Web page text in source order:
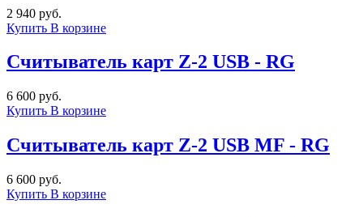
2 940 руб.
Купить В корзине
Cчитыватель карт Z-2 USB - RG
6 600 руб.
Купить В корзине
Cчитыватель карт Z-2 USB MF - RG
6 600 руб.
Купить В корзине